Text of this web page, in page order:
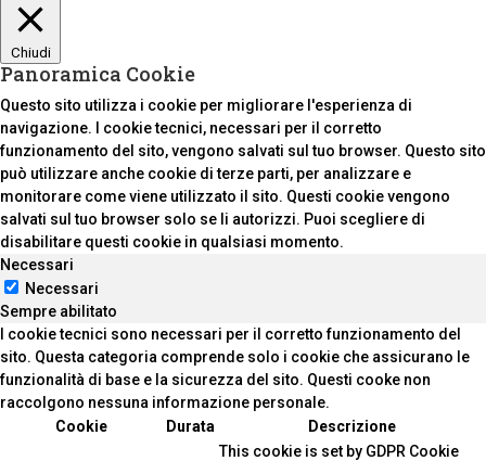
Chiudi
Panoramica Cookie
Questo sito utilizza i cookie per migliorare l'esperienza di
navigazione. I cookie tecnici, necessari per il corretto
funzionamento del sito, vengono salvati sul tuo browser. Questo sito
può utilizzare anche cookie di terze parti, per analizzare e
monitorare come viene utilizzato il sito. Questi cookie vengono
salvati sul tuo browser solo se li autorizzi. Puoi scegliere di
disabilitare questi cookie in qualsiasi momento.
Necessari
Necessari
Sempre abilitato
I cookie tecnici sono necessari per il corretto funzionamento del
sito. Questa categoria comprende solo i cookie che assicurano le
funzionalità di base e la sicurezza del sito. Questi cooke non
raccolgono nessuna informazione personale.
Cookie
Durata Descrizione
This cookie is set by GDPR Cookie